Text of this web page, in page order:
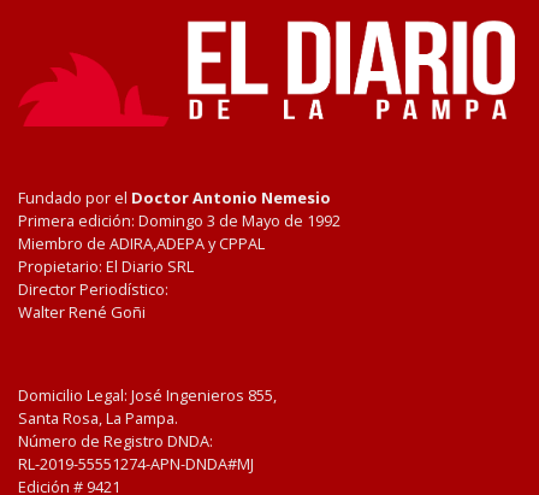
Fundado por el Doctor Antonio Nemesio
Primera edición: Domingo 3 de Mayo de 1992
Miembro de ADIRA,ADEPA y CPPAL
Propietario: El Diario SRL
Director Periodístico:
Walter René Goñi
Domicilio Legal: José Ingenieros 855,
Santa Rosa, La Pampa.
Número de Registro DNDA:
RL-2019-55551274-APN-DNDA#MJ
Edición # 9421